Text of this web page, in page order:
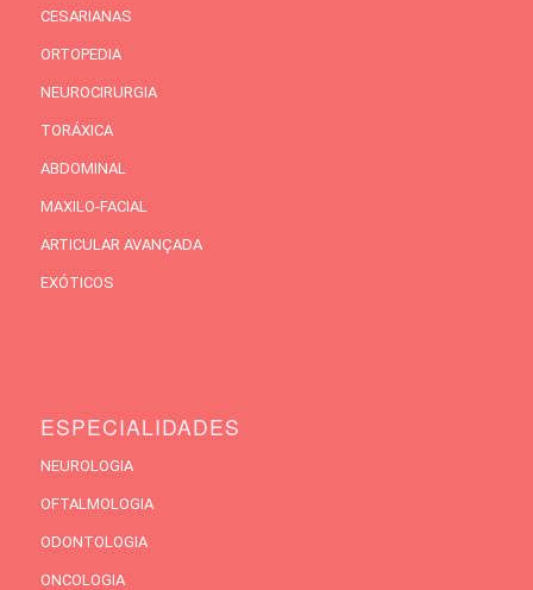
CESARIANAS
ORTOPEDIA
NEUROCIRURGIA
TORÁXICA
ABDOMINAL
MAXILO-FACIAL
ARTICULAR AVANÇADA
EXÓTICOS
ESPECIALIDADES
NEUROLOGIA
OFTALMOLOGIA
ODONTOLOGIA
ONCOLOGIA